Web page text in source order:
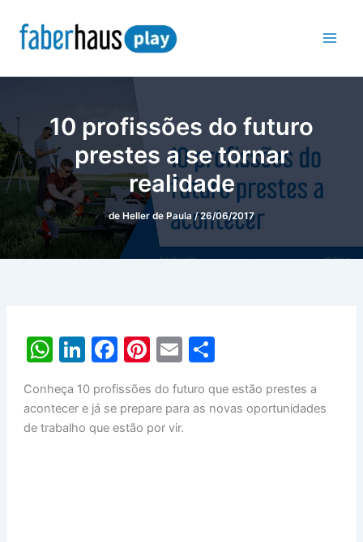
para
10 profissões do futuro
prestes a se tornar
realidade
de Heller de Paula/26/06/2017
W
at
s
Li
k
e
F
c
e
Pi
er
e
E
ai
l
ar
Conheça 10 profissões do futuro que estão prestes a
acontecer e já se prepare para as novas oportunidades
de trabalho que estão por vir.